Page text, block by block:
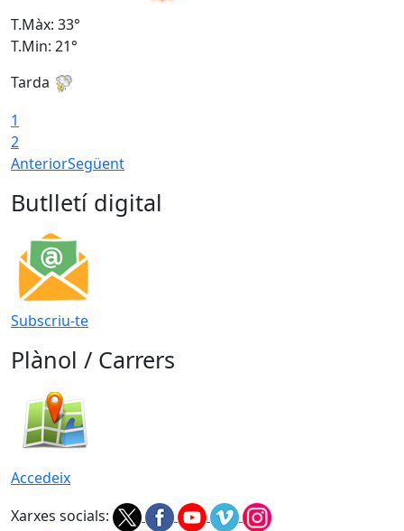
T.Màx: 33°
T.Min: 21°
Tarda
1
2
AnteriorSegüent
Butlletí digital
Subscriu-te
Plànol / Carrers
Accedeix
Xarxes socials: